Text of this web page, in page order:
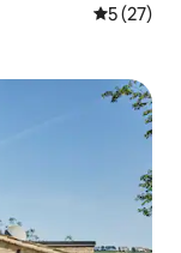
5 de uma
5 (27)